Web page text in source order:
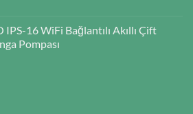
IPS-16 WiFi Bağlantılı Akıllı Çift
Pompası